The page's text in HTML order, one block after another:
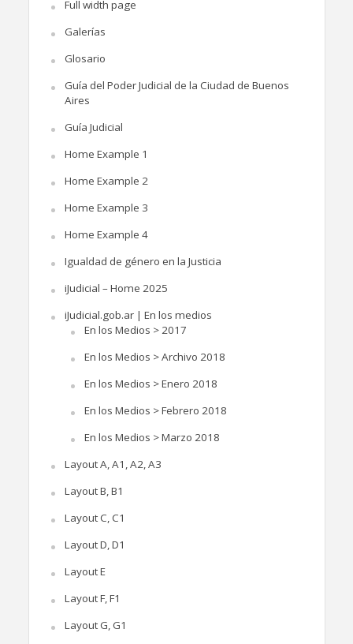
Full width page
Galerías
Glosario
Guía del Poder Judicial de la Ciudad de Buenos
Aires
Guía Judicial
Home Example 1
Home Example 2
Home Example 3
Home Example 4
Igualdad de género en la Justicia
iJudicial – Home 2025
iJudicial.gob.ar | En los medios
En los Medios > 2017
En los Medios > Archivo 2018
En los Medios > Enero 2018
En los Medios > Febrero 2018
En los Medios > Marzo 2018
Layout A, A1, A2, A3
Layout B, B1
Layout C, C1
Layout D, D1
Layout E
Layout F, F1
Layout G, G1